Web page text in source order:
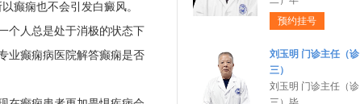
癫痫也不会引发白癜风。
个人总是处于消极的状态下
业癫痫病医院解答癫痫是否
预约挂号
刘玉明 门诊主任（诊
三）
刘玉明 门诊主任（诊